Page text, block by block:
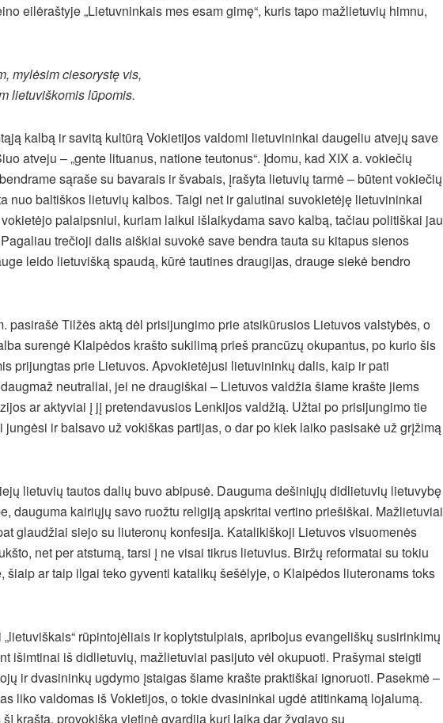
eilėraštyje „Lietuvninkais mes esam gimę“, kuris tapo mažlietuvių himnu,
mylėsim ciesorystę vis,
lietuviškomis lūpomis.
kalbą ir savitą kultūrą Vokietijos valdomi lietuvininkai daugeliu atvejų save
atveju – „gente lituanus, natione teutonus“. Įdomu, kad XIX a. vokiečių
sąraše su bavarais ir švabais, įrašyta lietuvių tarmė – būtent vokiečių
nuo baltiškos lietuvių kalbos. Taigi net ir galutinai suvokietėję lietuvininkai
palaipsniui, kuriam laikui išlaikydama savo kalbą, tačiau politiškai jau
trečioji dalis aiškiai suvokė save bendra tauta su kitapus sienos
leido lietuvišką spaudą, kūrė tautines draugijas, drauge siekė bendro
pasirašė Tilžės aktą dėl prisijungimo prie atsikūrusios Lietuvos valstybės, o
surengė Klaipėdos krašto sukilimą prieš prancūzų okupantus, po kurio šis
prijungtas prie Lietuvos. Apvokietėjusi lietuvininkų dalis, kaip ir pati
neutraliai, jei ne draugiškai – Lietuvos valdžia šiame krašte jiems
ar aktyviai į jį pretendavusios Lenkijos valdžią. Užtai po prisijungimo tie
ir balsavo už vokiškas partijas, o dar po kiek laiko pasisakė už grįžimą
lietuvių tautos dalių buvo abipusė. Dauguma dešiniųjų didlietuvių lietuvybę
dauguma kairiųjų savo ruožtu religiją apskritai vertino priešiškai. Mažlietuviai
glaudžiai siejo su liuteronų konfesija. Katalikiškoji Lietuvos visuomenės
net per atstumą, tarsi į ne visai tikrus lietuvius. Biržų reformatai su tokiu
šiaip ar taip ilgai teko gyventi katalikų šešėlyje, o Klaipėdos liuteronams toks
rūpintojėliais ir koplytstulpiais, apribojus evangeliškų susirinkimų
išimtinai iš didlietuvių, mažlietuviai pasijuto vėl okupuoti. Prašymai steigti
ir dvasininkų ugdymo įstaigas šiame krašte praktiškai ignoruoti. Pasekmė –
liko valdomas iš Vokietijos, o tokie dvasininkai ugdė atitinkamą lojalumą.
kraštą, provokiška vietinė gvardija kurį laiką dar žygiavo su